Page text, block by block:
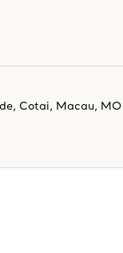
, Cotai, Macau, MO